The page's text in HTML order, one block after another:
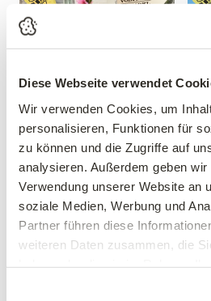
Diese Webseite verwendet
Wir verwenden Cookies, um
personalisieren, Funktionen für
zu können und die Zugriffe auf
analysieren. Außerdem geben
Verwendung unserer Website an
soziale Medien, Werbung und
Partner führen diese
weiteren Daten zusammen, die
Zwergpfirsich 'Crimson'®
Prunus persica 'Crimson'®
39,90 €
mehrere Varianten verfügbar!